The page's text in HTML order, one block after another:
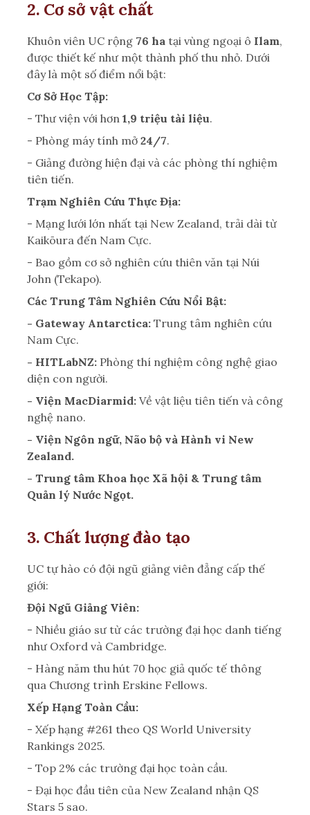
2. Cơ sở vật chất
Khuôn viên UC rộng 76 ha tại vùng ngoại ô Ilam,
được thiết kế như một thành phố thu nhỏ. Dưới
đây là một số điểm nổi bật:
Cơ Sở Học Tập:
- Thư viện với hơn 1,9 triệu tài liệu.
- Phòng máy tính mở 24/7.
- Giảng đường hiện đại và các phòng thí nghiệm
tiên tiến.
Trạm Nghiên Cứu Thực Địa:
- Mạng lưới lớn nhất tại New Zealand, trải dài từ
Kaikōura đến Nam Cực.
- Bao gồm cơ sở nghiên cứu thiên văn tại Núi
John (Tekapo).
Các Trung Tâm Nghiên Cứu Nổi Bật:
- Gateway Antarctica: Trung tâm nghiên cứu
Nam Cực.
- HITLabNZ: Phòng thí nghiệm công nghệ giao
diện con người.
- Viện MacDiarmid: Về vật liệu tiên tiến và công
nghệ nano.
- Viện Ngôn ngữ, Não bộ và Hành vi New
Zealand.
- Trung tâm Khoa học Xã hội & Trung tâm
Quản lý Nước Ngọt.
3. Chất lượng đào tạo
UC tự hào có đội ngũ giảng viên đẳng cấp thế
giới:
Đội Ngũ Giảng Viên:
- Nhiều giáo sư từ các trường đại học danh tiếng
như Oxford và Cambridge.
- Hàng năm thu hút 70 học giả quốc tế thông
qua Chương trình Erskine Fellows.
Xếp Hạng Toàn Cầu:
- Xếp hạng #261 theo QS World University
Rankings 2025.
- Top 2% các trường đại học toàn cầu.
- Đại học đầu tiên của New Zealand nhận QS
Stars 5 sao.